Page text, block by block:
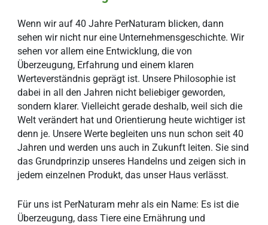
Wenn wir auf 40 Jahre PerNaturam blicken, dann
sehen wir nicht nur eine Unternehmensgeschichte. Wir
sehen vor allem eine Entwicklung, die von
Überzeugung, Erfahrung und einem klaren
Werteverständnis geprägt ist. Unsere Philosophie ist
dabei in all den Jahren nicht beliebiger geworden,
sondern klarer. Vielleicht gerade deshalb, weil sich die
Welt verändert hat und Orientierung heute wichtiger ist
denn je. Unsere Werte begleiten uns nun schon seit 40
Jahren und werden uns auch in Zukunft leiten. Sie sind
das Grundprinzip unseres Handelns und zeigen sich in
jedem einzelnen Produkt, das unser Haus verlässt.
Für uns ist PerNaturam mehr als ein Name: Es ist die
Überzeugung, dass Tiere eine Ernährung und